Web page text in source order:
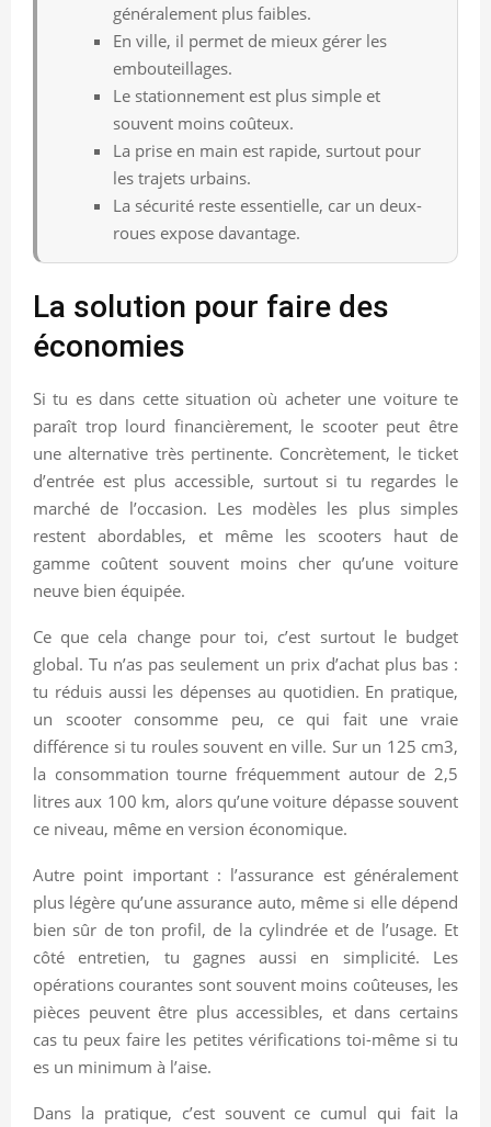
généralement plus faibles.
En ville, il permet de mieux gérer les
embouteillages.
Le stationnement est plus simple et
souvent moins coûteux.
La prise en main est rapide, surtout pour
les trajets urbains.
La sécurité reste essentielle, car un deux-
roues expose davantage.
La solution pour faire des
économies
Si tu es dans cette situation où acheter une voiture te
paraît trop lourd financièrement, le scooter peut être
une alternative très pertinente. Concrètement, le ticket
d’entrée est plus accessible, surtout si tu regardes le
marché de l’occasion. Les modèles les plus simples
restent abordables, et même les scooters haut de
gamme coûtent souvent moins cher qu’une voiture
neuve bien équipée.
Ce que cela change pour toi, c’est surtout le budget
global. Tu n’as pas seulement un prix d’achat plus bas :
tu réduis aussi les dépenses au quotidien. En pratique,
un scooter consomme peu, ce qui fait une vraie
différence si tu roules souvent en ville. Sur un 125 cm3,
la consommation tourne fréquemment autour de 2,5
litres aux 100 km, alors qu’une voiture dépasse souvent
ce niveau, même en version économique.
Autre point important : l’assurance est généralement
plus légère qu’une assurance auto, même si elle dépend
bien sûr de ton profil, de la cylindrée et de l’usage. Et
côté entretien, tu gagnes aussi en simplicité. Les
opérations courantes sont souvent moins coûteuses, les
pièces peuvent être plus accessibles, et dans certains
cas tu peux faire les petites vérifications toi-même si tu
es un minimum à l’aise.
Dans la pratique, c’est souvent ce cumul qui fait la